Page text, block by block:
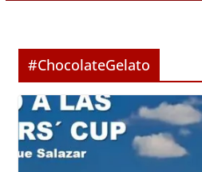
#ChocolateGelato